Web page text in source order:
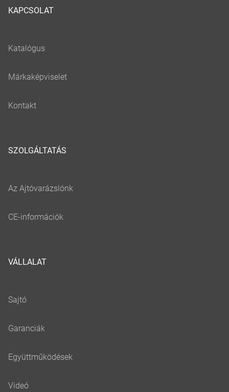
KAPCSOLAT
SZOLGÁLTATÁS
VÁLLALAT